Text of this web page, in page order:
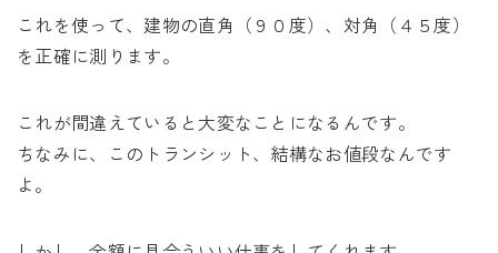
これを使って、建物の直角（９０度）、対角（４５度）
を正確に測ります。
これが間違えていると大変なことになるんです。
ちなみに、このトランシット、結構なお値段なんです
よ。